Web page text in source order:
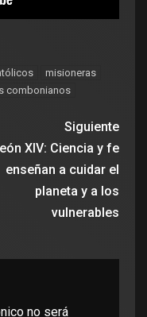
misioneras
combonianos
Siguiente
XIV: Ciencia y fe
enseñan a cuidar el
planeta y a los
vulnerables
no será